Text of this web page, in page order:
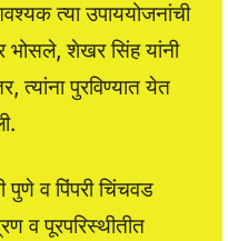
त्या उपाययोजनांची
भोसले, शेखर सिंह यांनी
त्यांना पुरविण्यात येत
पुणे व पिंपरी चिंचवड
व पूरपरिस्थीतीत